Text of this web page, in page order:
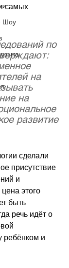
Шоу
самых
по
на
на
развитие
сделали
присутствие
и
этого
быть
речь идёт о
ребёнком и